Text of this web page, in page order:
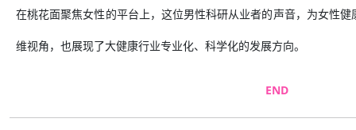
在桃花面聚焦女性的平台上，这位男性科研从业者的声音，为女性
维视角，也展现了大健康行业专业化、科学化的发展方向。
END